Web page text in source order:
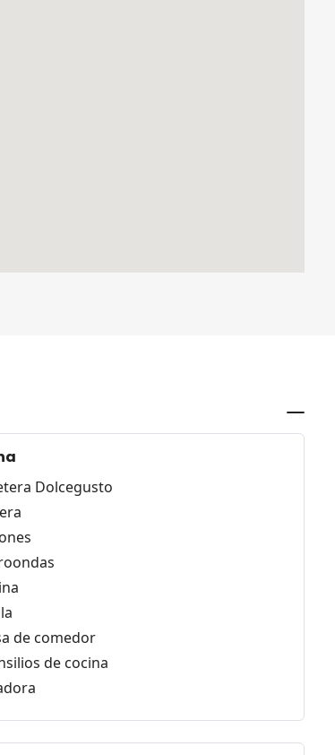
Dolcegusto
de comedor
de cocina